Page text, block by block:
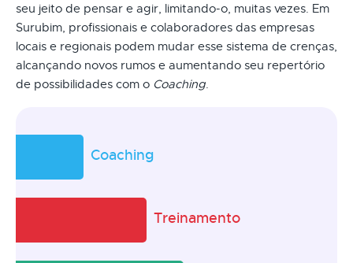
seu jeito de pensar e agir, limitando-o, muitas vezes. Em
Surubim, profissionais e colaboradores das empresas
locais e regionais podem mudar esse sistema de crenças,
alcançando novos rumos e aumentando seu repertório
de possibilidades com o Coaching.